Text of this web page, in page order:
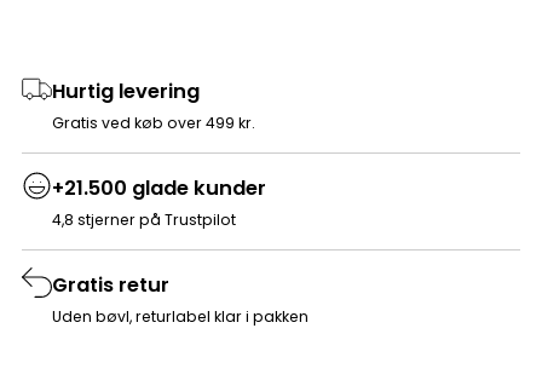
Hurtig levering
Gratis ved køb over 499 kr.
+21.500 glade kunder
4,8 stjerner på Trustpilot
Gratis retur
Uden bøvl, returlabel klar i pakken